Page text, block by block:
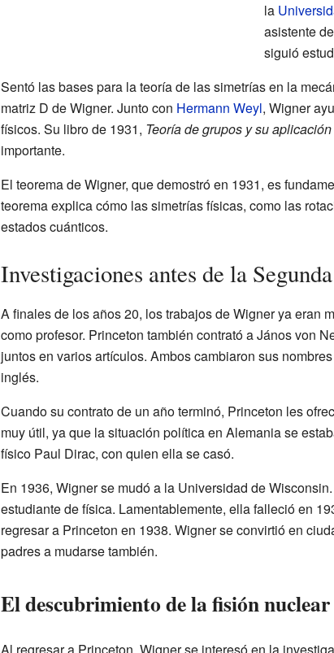
la
asistente
siguió
Sentó las bases para la teoría de las simetrías en la
matriz D de Wigner. Junto con Hermann Weyl, Wigner
físicos. Su libro de 1931, Teoría de grupos y su
importante.
El teorema de Wigner, que demostró en 1931, es
teorema explica cómo las simetrías físicas, como las
estados cuánticos.
Investigaciones antes de la
A finales de los años 20, los trabajos de Wigner ya eran
como profesor. Princeton también contrató a János von
juntos en varios artículos. Ambos cambiaron sus
inglés.
Cuando su contrato de un año terminó, Princeton les
muy útil, ya que la situación política en Alemania se
físico Paul Dirac, con quien ella se casó.
En 1936, Wigner se mudó a la Universidad de
estudiante de física. Lamentablemente, ella falleció en
regresar a Princeton en 1938. Wigner se convirtió en
padres a mudarse también.
El descubrimiento de la fisión nuclear